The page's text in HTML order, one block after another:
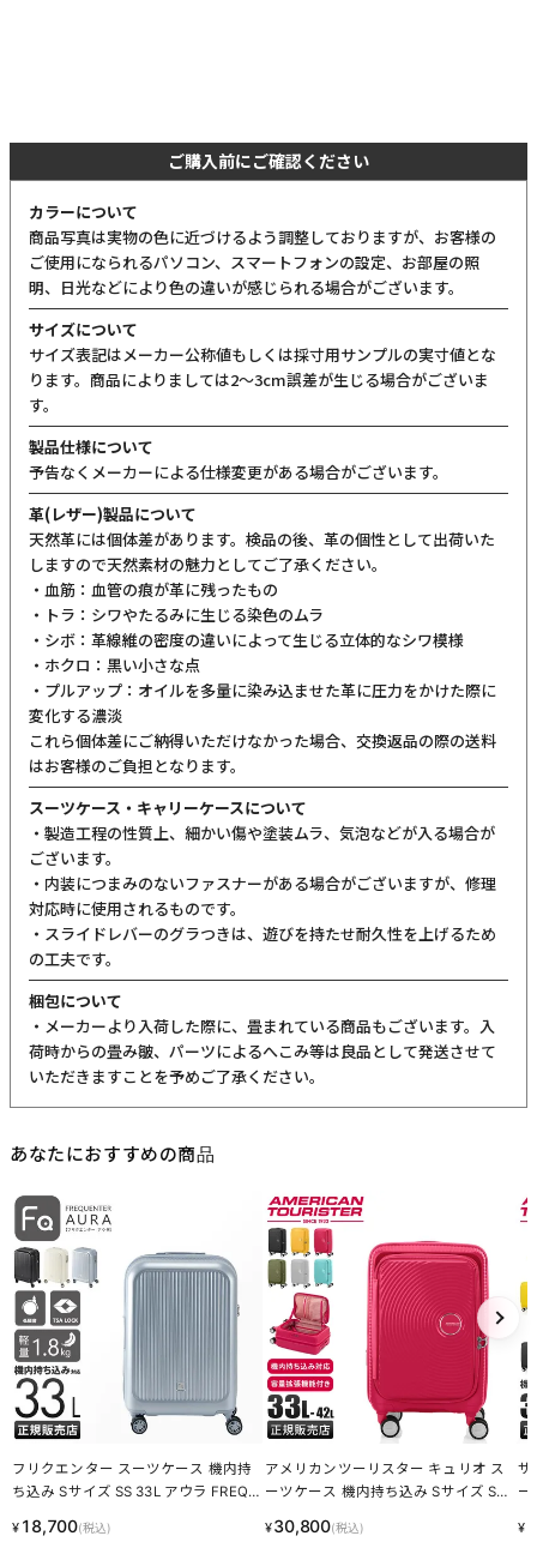
ご購入前にご確認ください
カラーについて
商品写真は実物の色に近づけるよう調整しておりますが、お客様の
ご使用になられるパソコン、スマートフォンの設定、お部屋の照
明、日光などにより色の違いが感じられる場合がございます。
サイズについて
サイズ表記はメーカー公称値もしくは採寸用サンプルの実寸値とな
ります。商品によりましては2〜3cm誤差が生じる場合がございま
す。
製品仕様について
予告なくメーカーによる仕様変更がある場合がございます。
革(レザー)製品について
天然革には個体差があります。検品の後、革の個性として出荷いた
しますので天然素材の魅力としてご了承ください。
・血筋：血管の痕が革に残ったもの
・トラ：シワやたるみに生じる染色のムラ
・シボ：革線維の密度の違いによって生じる立体的なシワ模様
・ホクロ：黒い小さな点
・プルアップ：オイルを多量に染み込ませた革に圧力をかけた際に
変化する濃淡
これら個体差にご納得いただけなかった場合、交換返品の際の送料
はお客様のご負担となります。
スーツケース・キャリーケースについて
・製造工程の性質上、細かい傷や塗装ムラ、気泡などが入る場合が
ございます。
・内装につまみのないファスナーがある場合がございますが、修理
対応時に使用されるものです。
・スライドレバーのグラつきは、遊びを持たせ耐久性を上げるため
の工夫です。
梱包について
・メーカーより入荷した際に、畳まれている商品もございます。入
荷時からの畳み皺、パーツによるへこみ等は良品として発送させて
いただきますことを予めご了承ください。
あなたにおすすめの商品
フリクエンター スーツケース 機内持
ち込み Sサイズ SS 33L アウラ FREQU
¥ 18,700(税込)
アメリカンツーリスター キュリオ ス
ーツケース 機内持ち込み Sサイズ SS
canTourister CURIO LINECPN
¥30,800(税込)
サ
ー
L
¥